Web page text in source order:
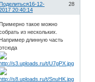
28
16-12-
20:40:14
Примерно такое можно
из нескольких.
Например длинную часть